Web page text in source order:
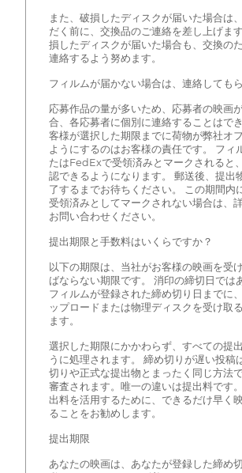
また、破損したディスクが届いた場合は
だく前に、交換品のご連絡を差し上げま
損したディスクが届いた場合も、交換の
連絡するよう努めます。
フィルムが届かない場合は、連絡しても
応募作品の量が多いため、応募者の映画
合、各応募者に個別に連絡することはで
客様が選択した期限までに荷物が弊社オ
ようにするのはお客様の責任です。 フィ
たはFedExで受領済みとマークされると
認できるようになります。 郵送後、提出
了するまでお待ちください。 この期間内
受領済みとしてマークされない場合は、
お問い合わせください。
提出期限と手数料はいくらですか？
以下の期限は、当社がお客様の映画を受
ばならない期限です。 消印の締切日では
フィルムが登録された締め切り日までに
ップロードまたは物理ディスクを受け取
ます。
選択した期限にかかわらず、すべての提
うに処理されます。 締め切りが遅い投稿
切りや正式な提出物とまったく同じ方法
審査されます。唯一の違いは提出料です
出料を活用するために、できるだけ早く
ることをお勧めします。
提出期限
あなたの映画は、あなたが登録した締め